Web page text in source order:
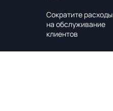
Сократите расходы
на обслуживание
клиентов